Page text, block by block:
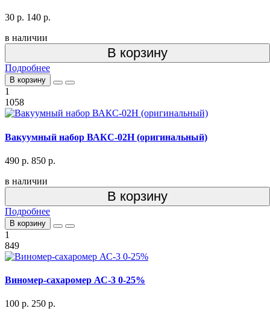
30 р. 140 р.
в наличии
В корзину
Подробнее
В корзину
1
1058
Вакуумный набор ВАКС-02Н (оригинальный)
490 р. 850 р.
в наличии
В корзину
Подробнее
В корзину
1
849
Виномер-сахаромер АС-3 0-25%
100 р. 250 р.